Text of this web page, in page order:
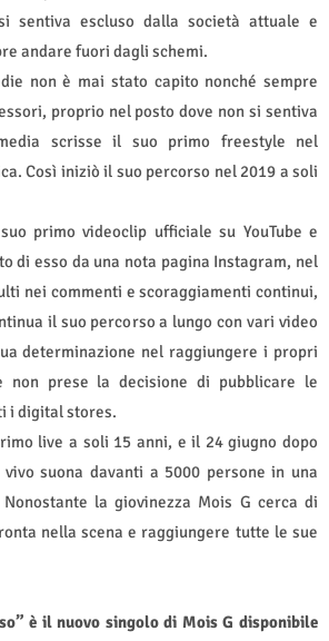
sentiva escluso dalla società attuale e
andare fuori dagli schemi.
non è mai stato capito nonché sempre
proprio nel posto dove non si sentiva
scrisse il suo primo freestyle nel
Così iniziò il suo percorso nel 2019 a soli
primo videoclip ufficiale su YouTube e
di esso da una nota pagina Instagram, nel
nei commenti e scoraggiamenti continui,
il suo percorso a lungo con vari video
determinazione nel raggiungere i propri
non prese la decisione di pubblicare le
i digital stores.
live a soli 15 anni, e il 24 giugno dopo
suona davanti a 5000 persone in una
la giovinezza Mois G cerca di
nella scena e raggiungere tutte le sue
è il nuovo singolo di Mois G disponibile